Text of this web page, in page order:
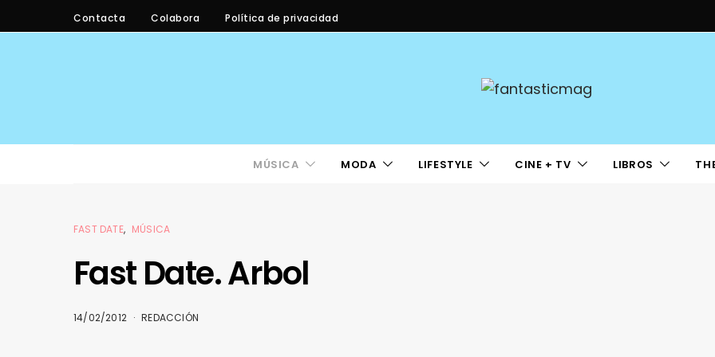
Contacta Colabora Política de privacidad
MÚSICA MODA LIFESTYLE CINE + TV LIBROS
FAST DATE MÚSICA
Fast Date. Arbol
14/02/2012 REDACCIÓN